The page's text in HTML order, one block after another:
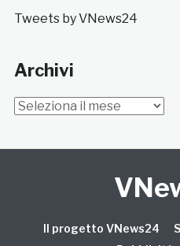
Tweets by VNews24
Archivi
Archivi
Il progetto VNews24